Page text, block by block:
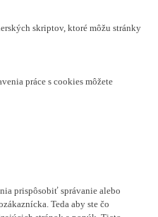
skriptov, ktoré môžu stránky
práce s cookies môžete
prispôsobiť správanie alebo
Teda aby ste čo